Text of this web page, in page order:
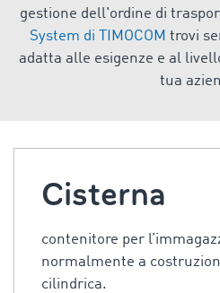
gestione dell'ordine di
System di TIMOCOM trovi
adatta alle esigenze e al
tua
Cisterna
contenitore per
normalmente a
cilindrica.